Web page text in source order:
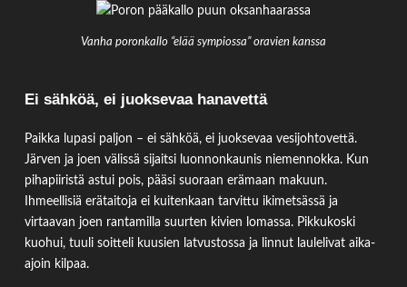
Vanha poronkallo “elää sympiossa” oravien kanssa
Ei sähköä, ei juoksevaa hanavettä
Paikka lupasi paljon – ei sähköä, ei juoksevaa vesijohtovettä.
Järven ja joen välissä sijaitsi luonnonkaunis niemennokka. Kun
pihapiiristä astui pois, pääsi suoraan erämaan makuun.
Ihmeellisiä erätaitoja ei kuitenkaan tarvittu ikimetsässä ja
virtaavan joen rantamilla suurten kivien lomassa. Pikkukoski
kuohui, tuuli soitteli kuusien latvustossa ja linnut laulelivat aika-
ajoin kilpaa.